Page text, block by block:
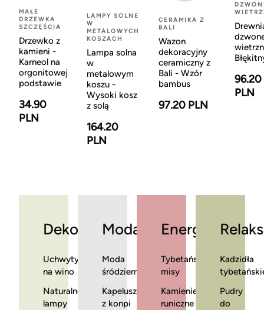
MAŁE
DRZEWKA
SZCZĘŚCIA
Drzewko z
kamieni -
Karneol na
orgonitowej
podstawie
34.90
PLN
LAMPY SOLNE
W
METALOWYCH
KOSZACH
Lampa solna
w
metalowym
koszu -
Wysoki kosz
z solą
164.20
PLN
CERAMIKA Z
BALI
Wazon
dekoracyjny
ceramiczny z
Bali - Wzór
bambus
97.20 PLN
96.20
PLN
Dekoracje
Uchwyty
na wino
Naturalne
lampy
Moda
Moda
śródziemnomorska
Kapelusze
z konpi
Energia
Tybetańskie
misy
Kamienie
runiczne
Relaks
Kadzidła
Pudry
do